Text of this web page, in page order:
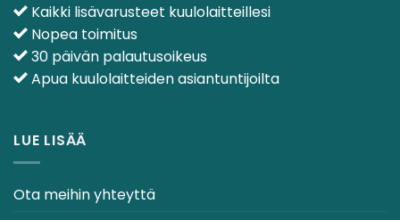
Kaikki lisävarusteet kuulolaitteillesi
Nopea toimitus
30 päivän palautusoikeus
Apua kuulolaitteiden asiantuntijoilta
LUE LISÄÄ
Ota meihin yhteyttä